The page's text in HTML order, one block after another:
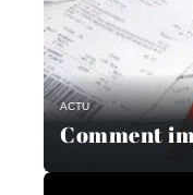
ACTU
Comment